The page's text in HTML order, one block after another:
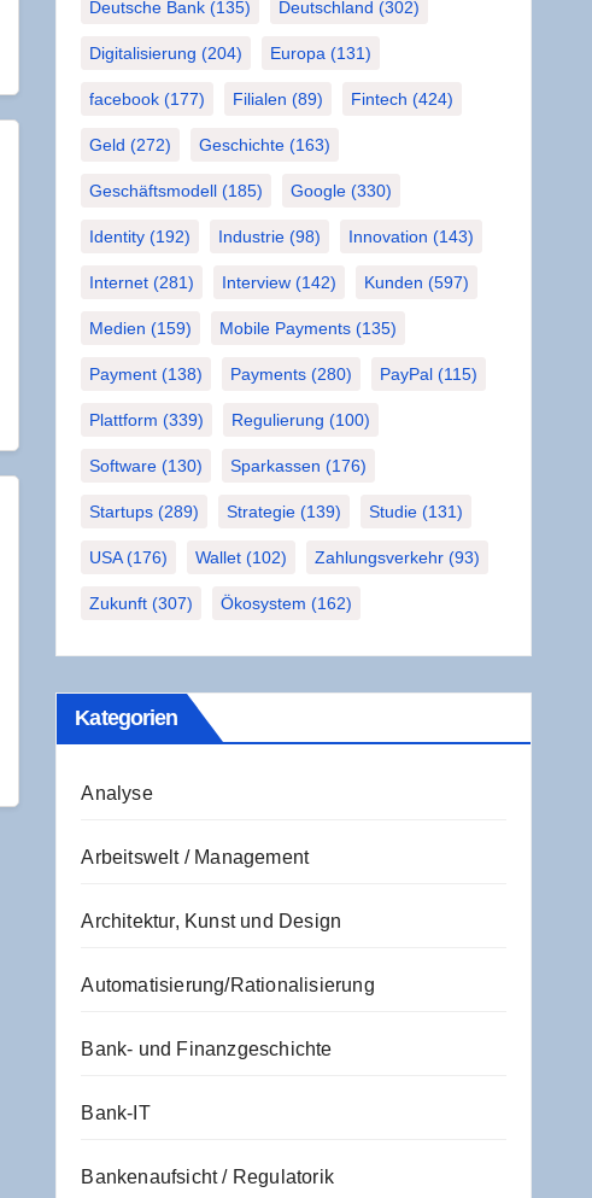
Deutsche Bank (135) Deutschland (302)
Digitalisierung (204) Europa (131)
facebook (177) Filialen (89) Fintech (424)
Geld (272) Geschichte (163)
Geschäftsmodell (185) Google (330)
Identity (192) Industrie (98) Innovation (143)
Internet (281) Interview (142) Kunden (597)
Medien (159) Mobile Payments (135)
Payment (138) Payments (280) PayPal (115)
Plattform (339) Regulierung (100)
Software (130) Sparkassen (176)
Startups (289) Strategie (139) Studie (131)
USA(176) Wallet (102) Zahlungsverkehr (93)
Zukunft (307) Ökosystem (162)
Kate­go­rien
Analyse
Arbeitswelt / Management
Architektur, Kunst und Design
Automatisierung/Rationalisierung
Bank- und Finanzgeschichte
Bank-IT
Bankenaufsicht / Regulatorik